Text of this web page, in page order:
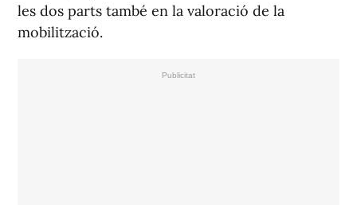
les dos parts també en la valoració de la
mobilització.